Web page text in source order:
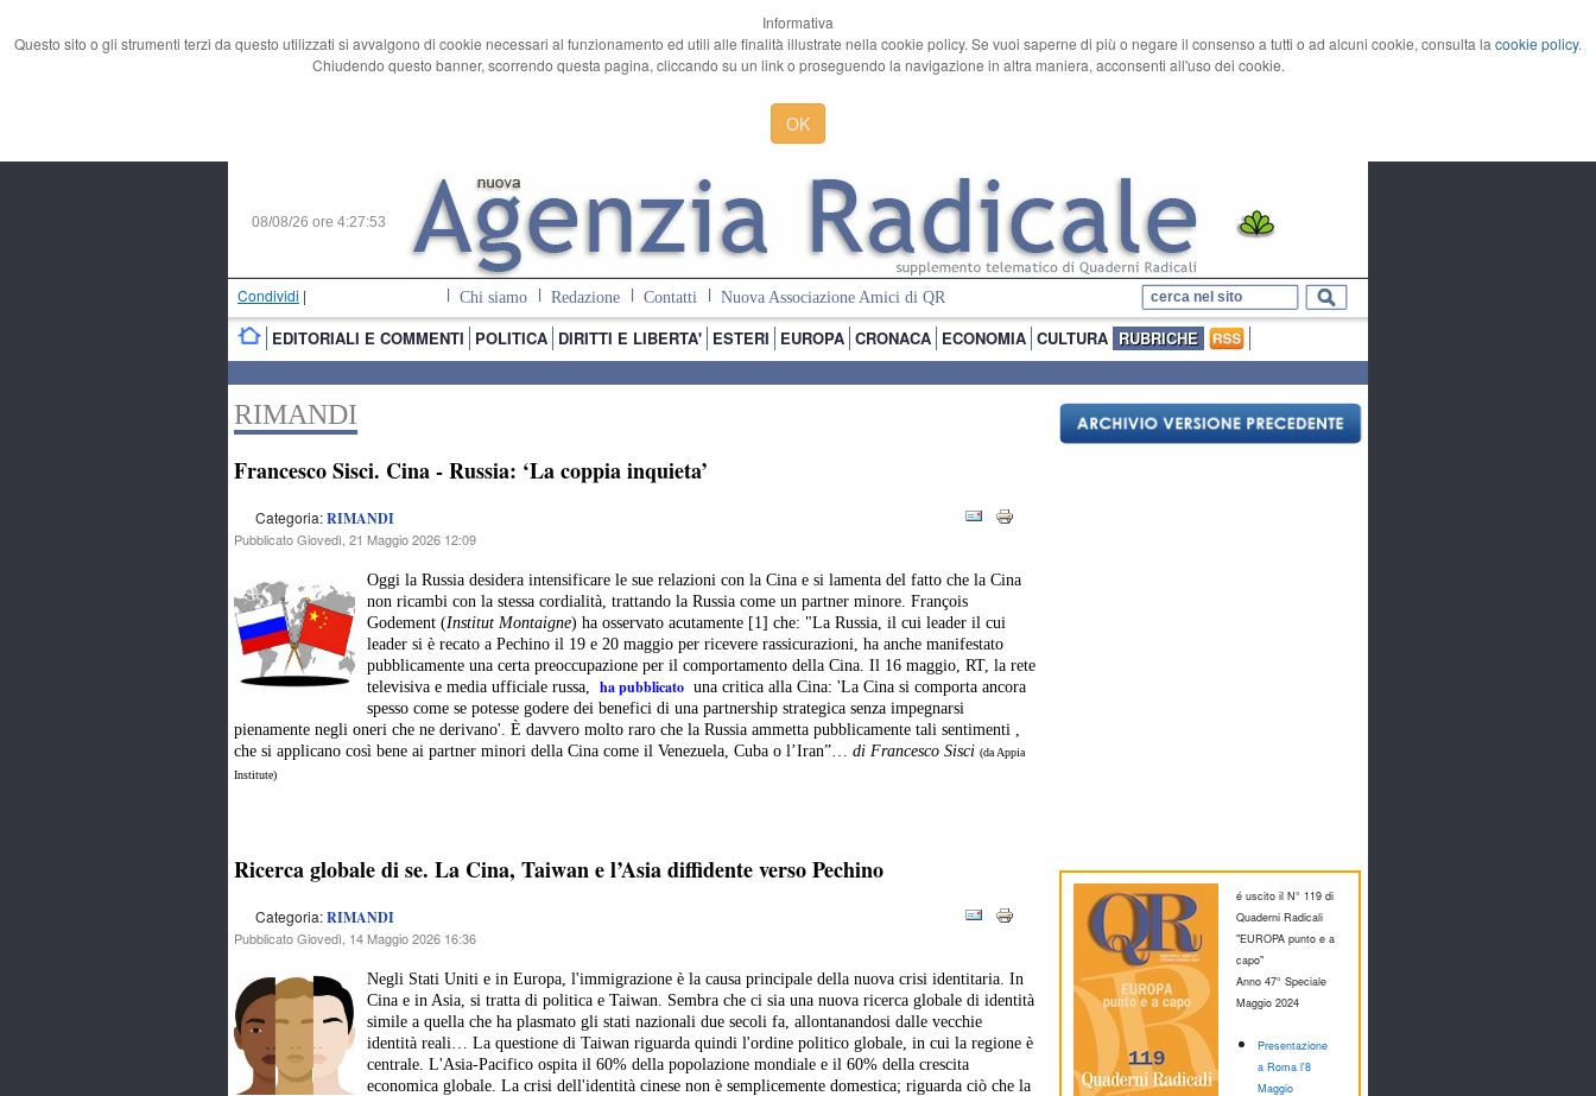
Informativa
Questo sito o gli strumenti terzi da questo utilizzati si avvalgono di cookie necessari al funzionamento ed utili alle finalità illustrate nella cookie policy. Se vuoi saperne di più o negare il consenso a tutti o ad alcuni cookie, consulta la cookie policy.
Chiudendo questo banner, scorrendo questa pagina, cliccando su un link o proseguendo la navigazione in altra maniera, acconsenti all'uso dei cookie.
OK
08/08/26 ore 4:27:53
Condividi | Chi siamo Redazione Contatti Nuova Associazione Amici di QR
EDITORIALI E COMMENTI POLITICA DIRITTI E LIBERTA' ESTERI EUROPA CRONACA ECONOMIA CULTURA RUBRICHE
RIMANDI
Francesco Sisci. Cina - Russia: ‘La coppia inquieta’
Categoria:RIMANDI
Pubblicato Giovedì, 21 Maggio 2026 12:09
Oggi la Russia desidera intensificare le sue relazioni con la Cina e si lamenta del fatto che la Cina
non ricambi con la stessa cordialità, trattando la Russia come un partner minore. François
Godement (Institut Montaigne) ha osservato acutamente [1] che: "La Russia, il cui leader il cui
leader si è recato a Pechino il 19 e 20 maggio per ricevere rassicurazioni, ha anche manifestato
pubblicamente una certa preoccupazione per il comportamento della Cina. Il 16 maggio, RT, la rete
televisiva e media ufficiale russa, ha pubblicato una critica alla Cina: 'La Cina si comporta ancora
spesso come se potesse godere dei benefici di una partnership strategica senza impegnarsi
pienamente negli oneri che ne derivano'. È davvero molto raro che la Russia ammetta pubblicamente tali sentimenti ,
che si applicano così bene ai partner minori della Cina come il Venezuela, Cuba o l’Iran”… di Francesco Sisci (da Appia
Institute)
Ricerca globale di se. La Cina, Taiwan e l’Asia diffidente verso Pechino
Categoria:RIMANDI
Pubblicato Giovedì, 14 Maggio 2026 16:36
Negli Stati Uniti e in Europa, l'immigrazione è la causa principale della nuova crisi identitaria. In
Cina e in Asia, si tratta di politica e Taiwan. Sembra che ci sia una nuova ricerca globale di identità
simile a quella che ha plasmato gli stati nazionali due secoli fa, allontanandosi dalle vecchie
identità reali… La questione di Taiwan riguarda quindi l'ordine politico globale, in cui la regione è
centrale. L'Asia-Pacifico ospita il 60% della popolazione mondiale e il 60% della crescita
economica globale. La crisi dell'identità cinese non è semplicemente domestica; riguarda ciò che la
é uscito il N° 119 di
Quaderni Radicali
"EUROPA punto e a
capo"
Anno 47° Speciale
Maggio 2024
Presentazione
a Roma l'8
Maggio